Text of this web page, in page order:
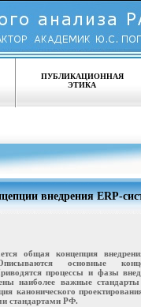
ПУБЛИКАЦИОННАЯ
ЭТИКА
внедрения ERP-
общая концепция
основные
процессы и фазы
наиболее важные
канонического
стандартами РФ.